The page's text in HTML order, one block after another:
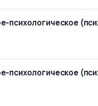
психологическое
психологическое